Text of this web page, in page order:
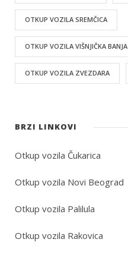
OTKUP VOZILA SREMČICA
OTKUP VOZILA VIŠNJIČKA BANJA
OTKUP VOZILA ZVEZDARA
BRZI LINKOVI
Otkup vozila Čukarica
Otkup vozila Novi Beograd
Otkup vozila Palilula
Otkup vozila Rakovica